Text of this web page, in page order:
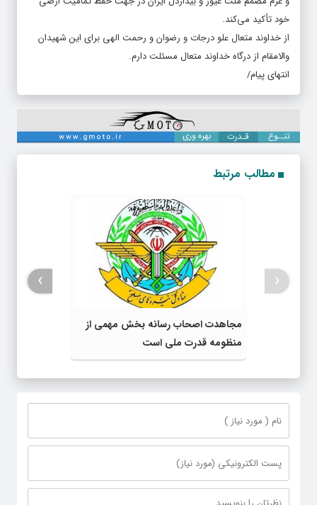
خود تأکید می‌کند.
از خداوند متعال علو درجات و رضوان و رحمت الهی برای این شهیدان
والامقام از درگاه خداوند متعال مسئلت دارم.
انتهای پیام/
مطالب مرتبط
مجاهدت اصحاب رسانه بخش مهمی از
منظومه قدرت ملی است
‹
›